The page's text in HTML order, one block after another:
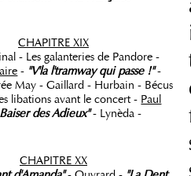
CHAPITRE XIX
- Les galanteries de Pandore -
- "V'la l'tramway qui passe !"-
May - Gaillard - Hurbain - Bécus
libations avant le concert - Paul
des Adieux"- Lynèda -
CHAPITRE XX